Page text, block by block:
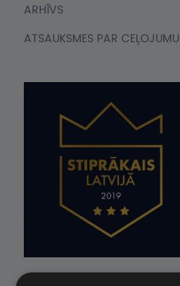
ARHĪVS
ATSAUKSMES PAR CEĻOJUMU